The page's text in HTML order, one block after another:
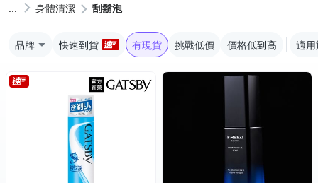
身體清潔 刮鬍泡
品牌 快速到貨 有現貨 挑戰低價 價格低到高 適